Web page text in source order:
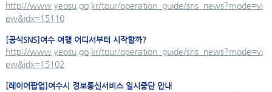
http://www.yeosu.go.kr/tour/operation_guide/sns_news?mode=vi
ew&idx=15110
[공식SNS] 여수여행 어디서부터 시작할까?
http://www.yeosu.go.kr/tour/operation_guide/sns_news?mode=vi
ew&idx=15102
[레이어팝업] 여수시 정보통신서비스 일시중단 안내